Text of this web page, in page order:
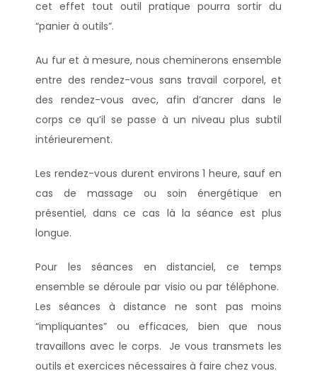
cet effet tout outil pratique pourra sortir du
“panier à outils”.
Au fur et à mesure, nous cheminerons ensemble
entre des rendez-vous sans travail corporel, et
des rendez-vous avec, afin d’ancrer dans le
corps ce qu’il se passe à un niveau plus subtil
intérieurement.
Les rendez-vous durent environs 1 heure, sauf en
cas de massage ou soin énergétique en
présentiel, dans ce cas là la séance est plus
longue.
Pour les séances en distanciel, ce temps
ensemble se déroule par visio ou par téléphone.
Les séances à distance ne sont pas moins
“impliquantes” ou efficaces, bien que nous
travaillons avec le corps. Je vous transmets les
outils et exercices nécessaires à faire chez vous.